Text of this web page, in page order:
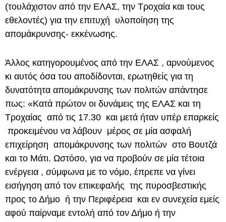
(τουλάχιστον από την ΕΛΑΣ, την Τροχαία και τους
εθελοντές) για την επιτυχή υλοποίηση της
απομάκρυνσης- εκκένωσης.
Άλλος κατηγορουμένος από την ΕΛΑΣ , αρνούμενος
κι αυτός όσα του αποδίδονται, ερωτηθείς για τη
δυνατότητα απομάκρυνσης των πολιτών απάντησε
πως: «Κατά πρώτον οι δυνάμεις της ΕΛΑΣ και τη
Τροχαίας από τις 17.30 και μετά ήταν υπέρ επαρκείς
προκειμένου να λάβουν μέρος σε μία ασφαλή
επιχείρηση απομάκρυνσης των πολιτών στο Βουτζά
και το Μάτι. Ωστόσο, για να προβούν σε μία τέτοια
ενέργεια , σύμφωνα με το νόμο, έπρεπε να γίνει
εισήγηση από τον επικεφαλής της πυροσβεστικής
προς το Δήμο ή την Περιφέρεια και εν συνεχεία εμείς
αφού παίρναμε εντολή από τον Δήμο ή την